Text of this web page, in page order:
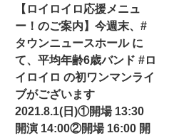
【ロイロイロ応援メニュ
ー！のご案内】今週末、#
タウンニュースホール に
て、平均年齢6歳バンド #ロ
イロイロ の初ワンマンライ
ブがございます
2021.8.1(日)①開場 13:30
開演 14:00②開場 16:00 開